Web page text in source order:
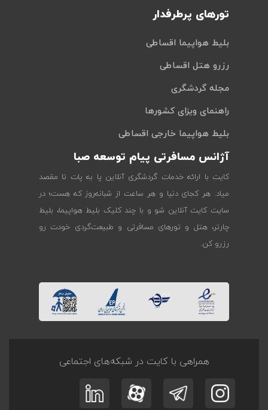
تورهای پرطرفدار
بلیط هواپیما اقساطی
رزرو هتل اقساطی
مجله گردشگری
راهنمای ویزای کشورها
بلیط هواپیما خارجی اقساطی
آژانس مسافرتی پیام توسعه صبا
کایت با ارائه خدمات گردشگری آنلاین پا به پات تا مقصد
میاد. هر کجای دنیا و هر ساعت از شبانه‌روز که هست؛ در
سایت کایت آنلاین شو و با چند کلیک بلیط هواپیما، بلیط
چارتر، هتل و تورهای مسافرتی و طبیعت‌گردی خودت رو
رزرو کن.
همراهی با کایت در شبکه‌های اجتماعی